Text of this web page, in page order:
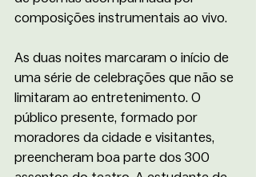
composições instrumentais ao vivo.
As duas noites marcaram o início de
uma série de celebrações que não se
limitaram ao entretenimento. O
público presente, formado por
moradores da cidade e visitantes,
preencheram boa parte dos 300